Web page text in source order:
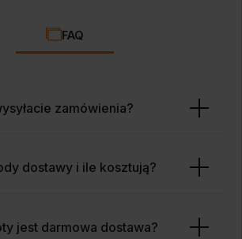
FAQ
zamówienia?
dostawy i ile kosztują?
jest darmowa dostawa?